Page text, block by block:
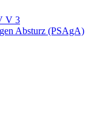
V 3
Absturz (PSAgA)